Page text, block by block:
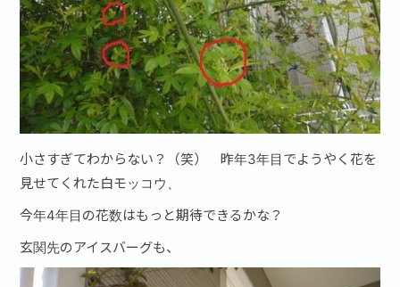
小さすぎてわからない？（笑） 昨年3年目でようやく花を
見せてくれた白モッコウ、
今年4年目の花数はもっと期待できるかな？
玄関先のアイスバーグも、